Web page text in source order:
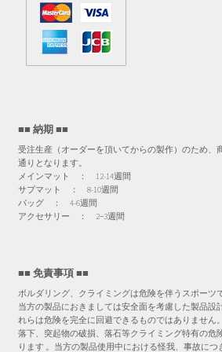
■■ 納期 ■■
受注生産（オーダーを頂いてからの製作）のため、
通りとなります。
メインマット ： 12-14週間
サブマット ： 8-10週間
バッグ ： 4-6週間
アクセサリー ： 2−3週間
■■ 免責事項 ■■
ボルダリング、クライミングは危険を伴うスポーツで
当方の製品におきましては安全面を考慮した製品設
れらは危険を完全に回避できるものではありません
落下、突起物の破損、落石等クライミング特有の危
ります 。当方の製品使用中における怪我、事故に